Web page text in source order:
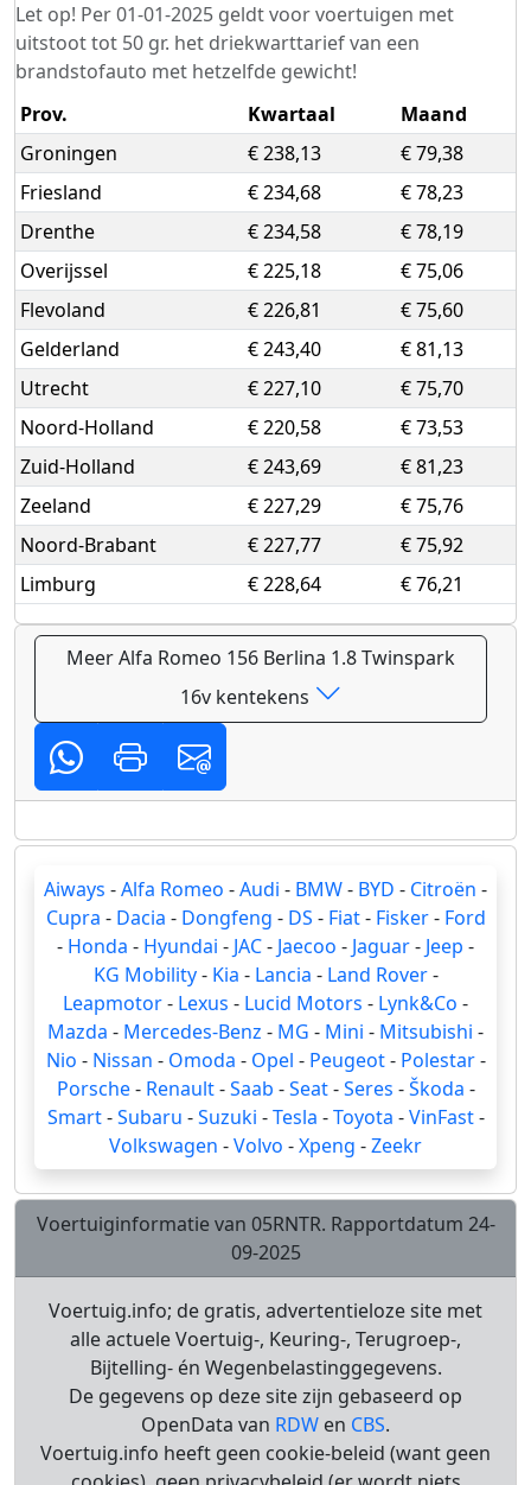
Let op! Per 01-01-2025 geldt voor voertuigen met
uitstoot tot 50 gr. het driekwarttarief van een
brandstofauto met hetzelfde gewicht!
Prov.
Kwartaal
Maand
Groningen
€ 238,13
€ 79,38
Friesland
€ 234,68
€ 78,23
Drenthe
€ 234,58
€ 78,19
Overijssel
€ 225,18
€ 75,06
Flevoland
€ 226,81
€ 75,60
Gelderland
€ 243,40
€ 81,13
Utrecht
€ 227,10
€ 75,70
Noord-Holland
€ 220,58
€ 73,53
Zuid-Holland
€ 243,69
€ 81,23
Zeeland
€ 227,29
€ 75,76
Noord-Brabant
€ 227,77
€ 75,92
Limburg
€ 228,64 € 76,21
Meer Alfa Romeo 156 Berlina 1.8 Twinspark
16v kentekens
Aiways -Alfa Romeo -Audi - BMW- BYD - Citroën -
Cupra - Dacia - Dongfeng - DS - Fiat- Fisker- Ford
- Honda - Hyundai - JAC- Jaecoo - Jaguar- Jeep -
KG Mobility- Kia - Lancia - Land Rover-
Leapmotor- Lexus - Lucid Motors - Lynk&Co -
Mazda - Mercedes-Benz - MG - Mini - Mitsubishi -
Nio - Nissan - Omoda - Opel - Peugeot- Polestar-
Porsche- Renault-Saab -Seat-Seres -Škoda -
Smart-Subaru -Suzuki -Tesla -Toyota -VinFast-
Volkswagen -Volvo -Xpeng -Zeekr
Voertuiginformatie van 05RNTR. Rapportdatum 24-
09-2025
Voertuig.info; de gratis, advertentieloze site met
alle actuele Voertuig-, Keuring-, Terugroep-,
Bijtelling- én Wegenbelastinggegevens.
De gegevens op deze site zijn gebaseerd op
OpenData van RDW en CBS.
Voertuig.info heeft geen cookie-beleid (want geen